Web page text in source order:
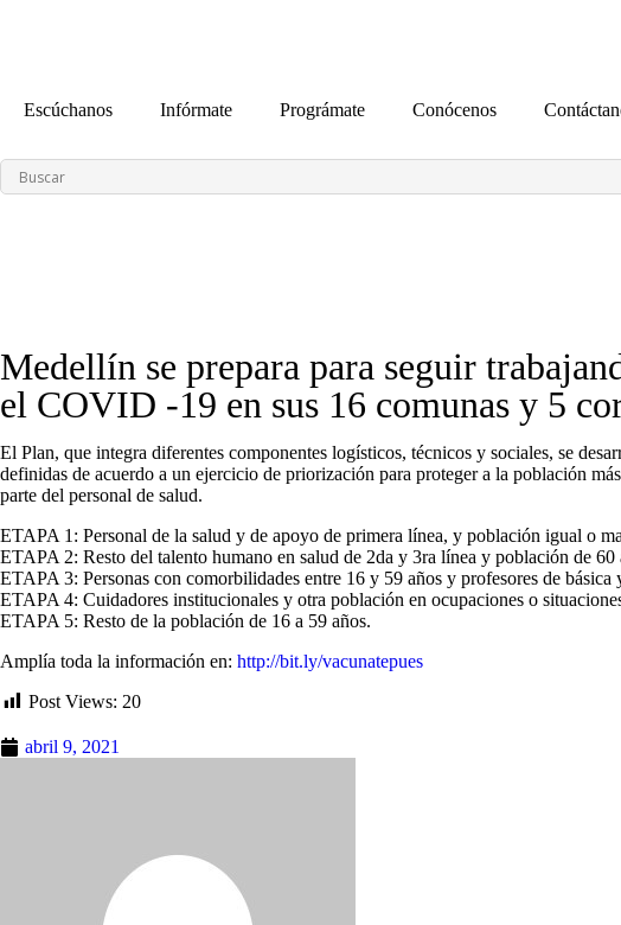
Escúchanos Infórmate Prográmate Conócenos
Medellín se prepara para seguir
el COVID -19 en sus 16 comunas y 5
El Plan, que integra diferentes componentes logísticos, técnicos y sociales, se
definidas de acuerdo a un ejercicio de priorización para proteger a la población
parte del personal de salud.
ETAPA 1: Personal de la salud y de apoyo de primera línea, y población igual o
ETAPA 2: Resto del talento humano en salud de 2da y 3ra línea y población de 60
ETAPA 3: Personas con comorbilidades entre 16 y 59 años y profesores de básica
ETAPA 4: Cuidadores institucionales y otra población en ocupaciones o
ETAPA 5: Resto de la población de 16 a 59 años.
Amplía toda la información en: http://bit.ly/vacunatepues
Post Views: 20
abril 9, 2021